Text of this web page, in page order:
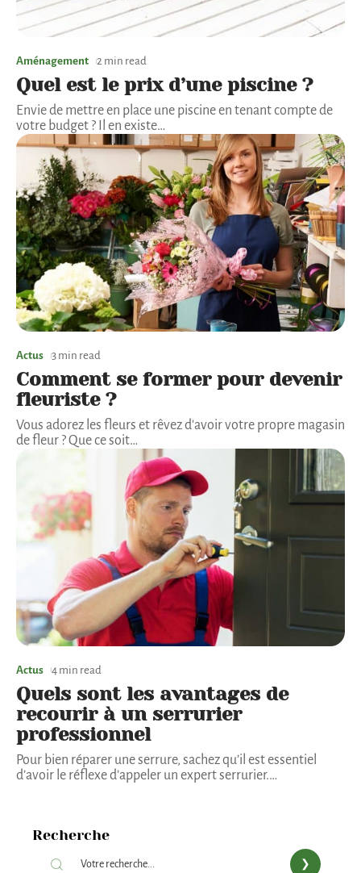
Aménagement 2 min read
Quel est le prix d’une piscine ?
Envie de mettre en place une piscine en tenant compte de
votre budget ? Il en existe…
Actus 3 min read
Comment se former pour devenir
fleuriste ?
Vous adorez les fleurs et rêvez d'avoir votre propre magasin
de fleur ? Que ce soit…
Actus 4 min read
Quels sont les avantages de
recourir à un serrurier
professionnel
Pour bien réparer une serrure, sachez qu’il est essentiel
d’avoir le réflexe d’appeler un expert serrurier.…
Recherche